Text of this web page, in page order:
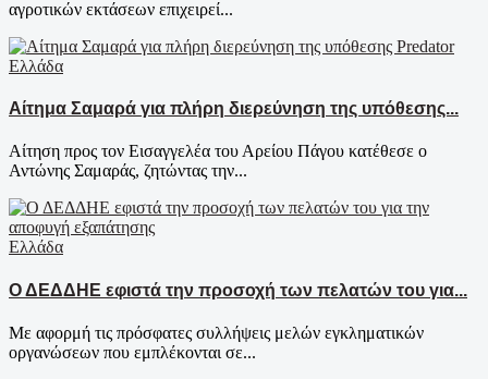
αγροτικών εκτάσεων επιχειρεί...
Ελλάδα
Αίτημα Σαμαρά για πλήρη διερεύνηση της υπόθεσης...
Αίτηση προς τον Εισαγγελέα του Αρείου Πάγου κατέθεσε ο
Αντώνης Σαμαράς, ζητώντας την...
Ελλάδα
Ο ΔΕΔΔΗΕ εφιστά την προσοχή των πελατών του για...
Με αφορμή τις πρόσφατες συλλήψεις μελών εγκληματικών
οργανώσεων που εμπλέκονται σε...